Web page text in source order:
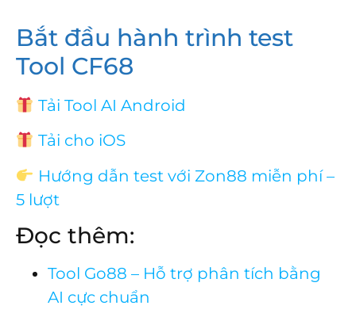
Bắt đầu hành trình test
Tool CF68
Tải Tool AI Android
Tải cho iOS
Hướng dẫn test với Zon88 miễn phí –
5 lượt
Đọc thêm:
Tool Go88 – Hỗ trợ phân tích bằng
AI cực chuẩn